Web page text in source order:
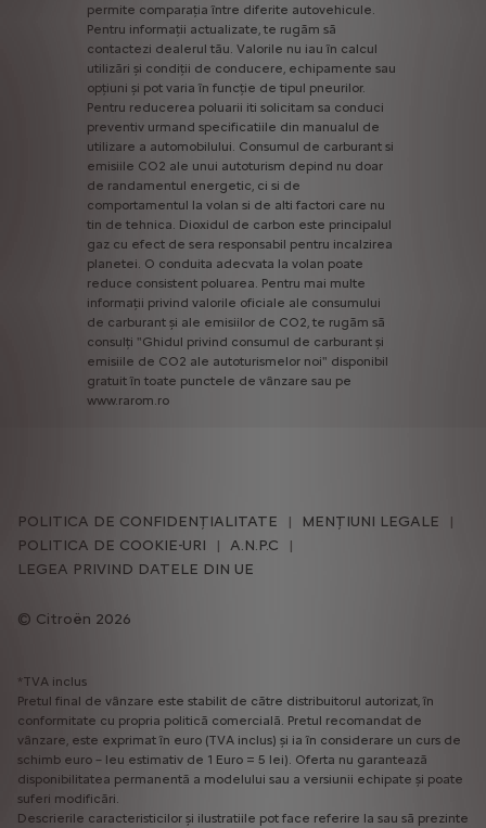
permite comparația între diferite autovehicule.
Pentru informații actualizate, te rugăm să
contactezi dealerul tău. Valorile nu iau în calcul
utilizări și condiții de conducere, echipamente sau
opțiuni și pot varia în funcție de tipul pneurilor.
Pentru reducerea poluarii iti solicitam sa conduci
preventiv urmand specificatiile din manualul de
utilizare a automobilului. Consumul de carburant si
emisiile CO2 ale unui autoturism depind nu doar
de randamentul energetic, ci si de
comportamentul la volan si de alti factori care nu
tin de tehnica. Dioxidul de carbon este principalul
gaz cu efect de sera responsabil pentru incalzirea
planetei. O conduita adecvata la volan poate
reduce consistent poluarea. Pentru mai multe
informații privind valorile oficiale ale consumului
de carburant și ale emisiilor de CO2, te rugăm să
consulți "Ghidul privind consumul de carburant și
emisiile de CO2 ale autoturismelor noi" disponibil
gratuit în toate punctele de vânzare sau pe
www.rarom.ro
Citroën 2026
POLITICA DE CONFIDENȚIALITATE
MENȚIUNI LEGALE
POLITICA DE COOKIE-URI
A.N.P.C
LEGEA PRIVIND DATELE DIN UE
*TVA inclus
Pretul final de vânzare este stabilit de către distribuitorul autorizat, în
conformitate cu propria politică comercială. Pretul recomandat de
vânzare, este exprimat în euro (TVA inclus) și ia în considerare un curs de
schimb euro – leu estimativ de 1 Euro = 5 lei). Oferta nu garantează
disponibilitatea permanentă a modelului sau a versiunii echipate și poate
suferi modificări.
Descrierile caracteristicilor și ilustratiile pot face referire la sau să prezinte